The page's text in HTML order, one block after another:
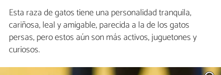
Esta raza de gatos tiene una personalidad tranquila,
cariñosa, leal y amigable, parecida a la de los gatos
persas, pero estos aún son más activos, juguetones y
curiosos.